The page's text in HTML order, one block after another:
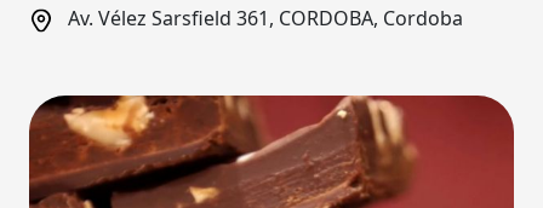
Av. Vélez Sarsfield 361, CORDOBA, Cordoba